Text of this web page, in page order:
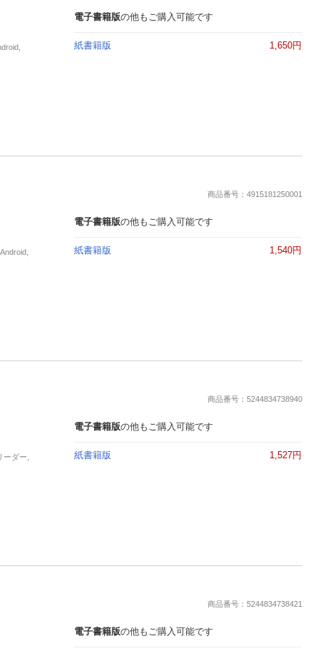
電子書籍版の他もご購入可能です
紙書籍版 1,650円
商品番号：4915181250001
電子書籍版の他もご購入可能です
紙書籍版 1,540円
商品番号：5244834738940
ダー,
電子書籍版の他もご購入可能です
紙書籍版 1,527円
商品番号：5244834738421
電子書籍版の他もご購入可能です